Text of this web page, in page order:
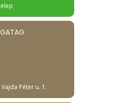
Vajda Péter u. 1.